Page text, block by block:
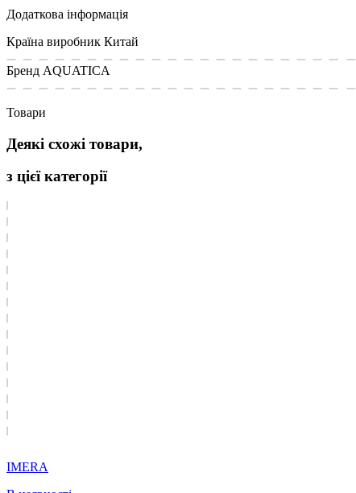
Додаткова інформація
Країна виробник Китай
Бренд AQUATICA
Товари
Деякі схожі товари,
з цієї категорії
IMERA